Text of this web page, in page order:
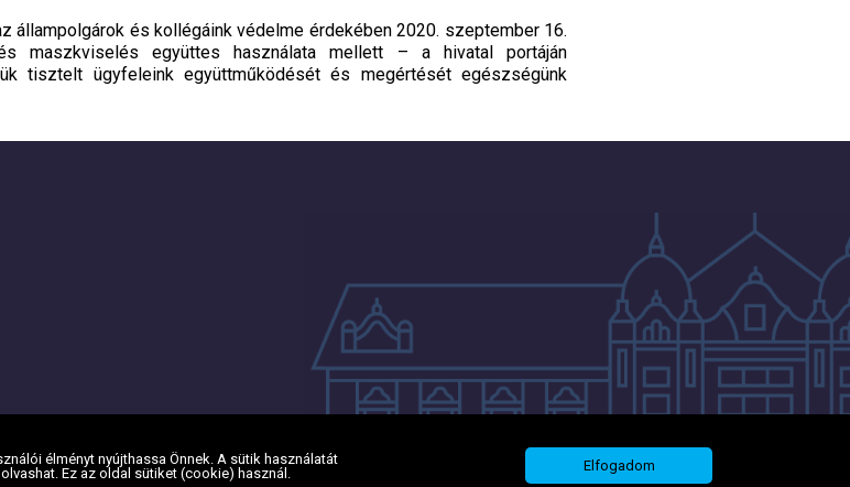
élményt nyújthassa Önnek. A sütik használatát
olvashat. Ez az oldal sütiket (cookie) használ. Elfogadom
állampolgárok és kollégáink védelme érdekében 2020. szeptember 16.
maszkviselés együttes használata mellett – a hivatal portáján
tisztelt ügyfeleink együttműködését és megértését egészségünk